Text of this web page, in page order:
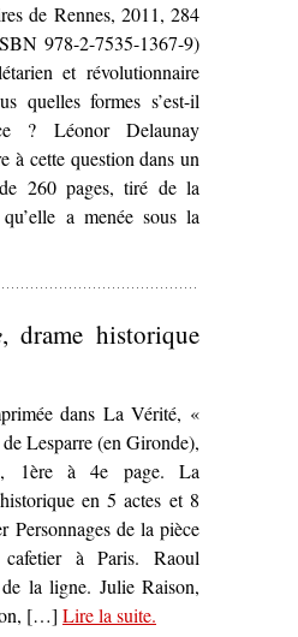
de Rennes, 2011, 284
978-2-7535-1367-9)
et révolutionnaire
quelles formes s’est-il
? Léonor Delaunay
à cette question dans un
260 pages, tiré de la
a menée sous la
Guerre au Front populaire
, drame historique
dans La Vérité, «
Lesparre (en Gironde),
1ère à 4e page. La
en 5 actes et 8
Personnages de la pièce
à Paris. Raoul
la ligne. Julie Raison,
[…] Lire la suite– ‘
.